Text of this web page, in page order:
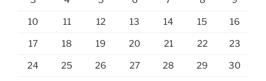
10 11 12 13 14 15 16
17 18 19 20 21 22 23
24 25 26 27 28 29 30